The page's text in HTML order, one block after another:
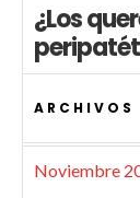
¿Los
ARCHIVOS
Noviembre